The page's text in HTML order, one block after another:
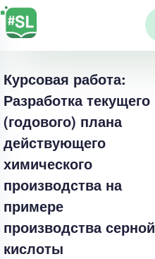
Курсовая работа:
Разработка текущего
(годового) плана
действующего
химического
производства на
примере
производства серной
кислоты